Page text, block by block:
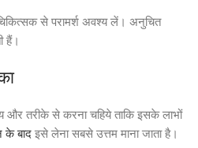
से परामर्श अवश्य लें। अनुचित
हैं।
तरीके से करना चहिये ताकि इसके लाभों
के बाद इसे लेना सबसे उत्तम माना जाता है।